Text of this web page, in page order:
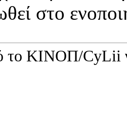
στο
το ΚΙΝOΠ/CyLii